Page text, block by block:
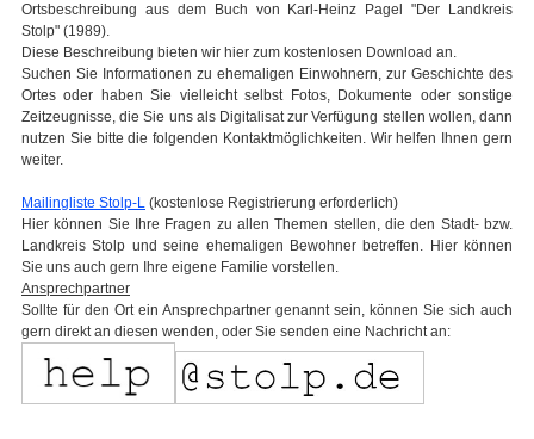
Ortsbeschreibung aus dem Buch von Karl-Heinz Pagel "Der Landkreis
Stolp" (1989).
Diese Beschreibung bieten wir hier zum kostenlosen Download an.
Suchen Sie Informationen zu ehemaligen Einwohnern, zur Geschichte des
Ortes oder haben Sie vielleicht selbst Fotos, Dokumente oder sonstige
Zeitzeugnisse, die Sie uns als Digitalisat zur Verfügung stellen wollen, dann
nutzen Sie bitte die folgenden Kontaktmöglichkeiten. Wir helfen Ihnen gern
weiter.
Mailingliste Stolp-L (kostenlose Registrierung erforderlich)
Hier können Sie Ihre Fragen zu allen Themen stellen, die den Stadt- bzw.
Landkreis Stolp und seine ehemaligen Bewohner betreffen. Hier können
Sie uns auch gern Ihre eigene Familie vorstellen.
Ansprechpartner
Sollte für den Ort ein Ansprechpartner genannt sein, können Sie sich auch
gern direkt an diesen wenden, oder Sie senden eine Nachricht an: